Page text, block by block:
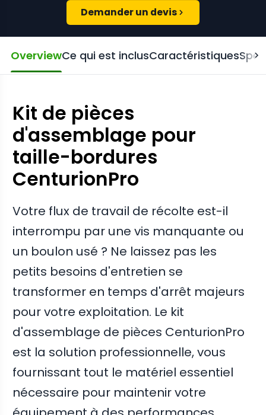
Demander un devis
OverviewCe qui est inclusCaractéristiques
Kit de pièces
d'assemblage pour
taille-bordures
CenturionPro
Votre flux de travail de récolte est-il
interrompu par une vis manquante ou
un boulon usé ? Ne laissez pas les
petits besoins d'entretien se
transformer en temps d'arrêt majeurs
pour votre exploitation. Le kit
d'assemblage de pièces CenturionPro
est la solution professionnelle, vous
fournissant tout le matériel essentiel
nécessaire pour maintenir votre